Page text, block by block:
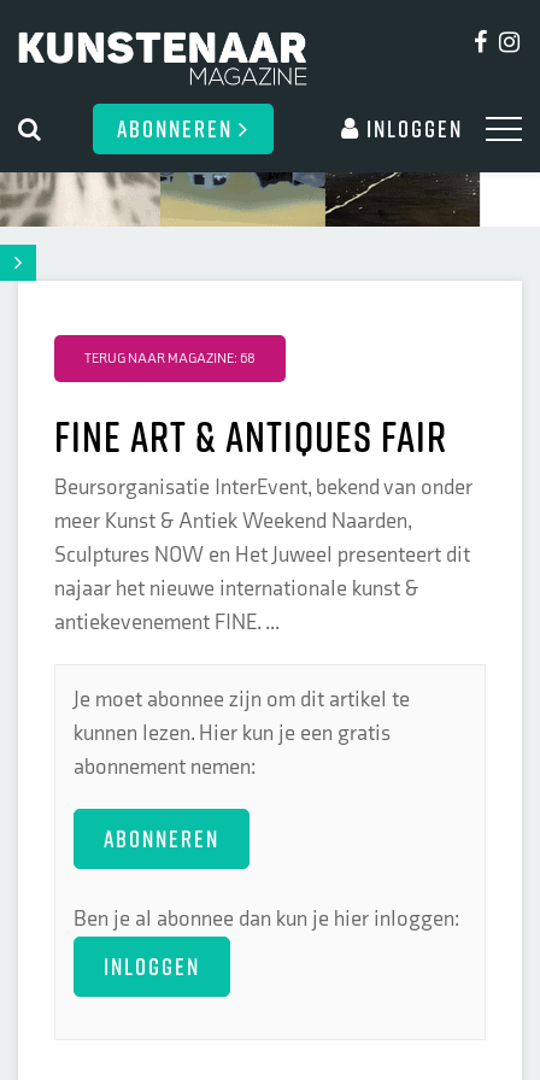
ABONNEREN Inloggen
TERUG NAAR MAGAZINE: 68
fine art & antiques fair
Beursorganisatie InterEvent, bekend van onder
meer Kunst & Antiek Weekend Naarden,
Sculptures NOW en Het Juweel presenteert dit
najaar het nieuwe internationale kunst &
antiekevenement FINE. ...
Je moet abonnee zijn om dit artikel te
kunnen lezen. Hier kun je een gratis
abonnement nemen:
ABONNEREN
Ben je al abonnee dan kun je hier inloggen:
INLOGGEN